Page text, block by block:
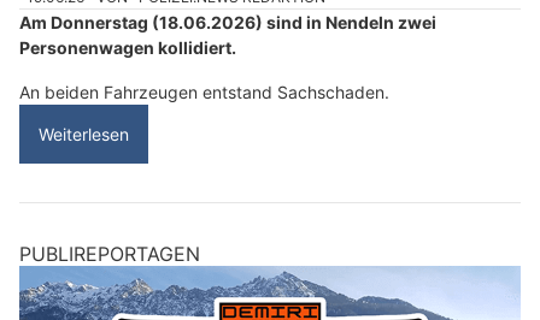
Am Donnerstag (18.06.2026) sind in Nendeln zwei
Personenwagen kollidiert.
An beiden Fahrzeugen entstand Sachschaden.
Weiterlesen
PUBLIREPORTAGEN